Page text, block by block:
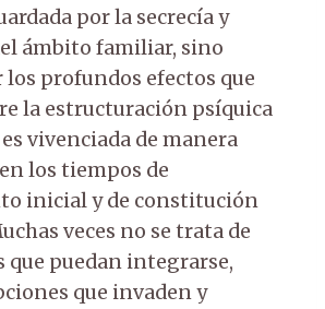
por la secrecía y
ámbito familiar, sino
profundos efectos que
la estructuración psíquica
vivenciada de manera
los tiempos de
inicial y de constitución
veces no se trata de
que puedan integrarse,
que invaden y